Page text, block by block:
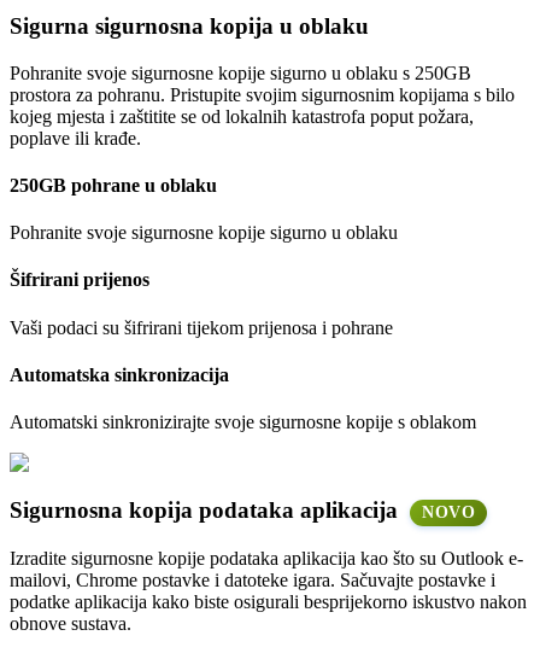
Sigurna sigurnosna kopija u oblaku
Pohranite svoje sigurnosne kopije sigurno u oblaku s 250GB
prostora za pohranu. Pristupite svojim sigurnosnim kopijama s bilo
kojeg mjesta i zaštitite se od lokalnih katastrofa poput požara,
poplave ili krađe.
250GB pohrane u oblaku
Pohranite svoje sigurnosne kopije sigurno u oblaku
Šifrirani prijenos
Vaši podaci su šifrirani tijekom prijenosa i pohrane
Automatska sinkronizacija
Automatski sinkronizirajte svoje sigurnosne kopije s oblakom
Sigurnosna kopija podataka aplikacija NOVO
Izradite sigurnosne kopije podataka aplikacija kao što su Outlook e-
mailovi, Chrome postavke i datoteke igara. Sačuvajte postavke i
podatke aplikacija kako biste osigurali besprijekorno iskustvo nakon
obnove sustava.